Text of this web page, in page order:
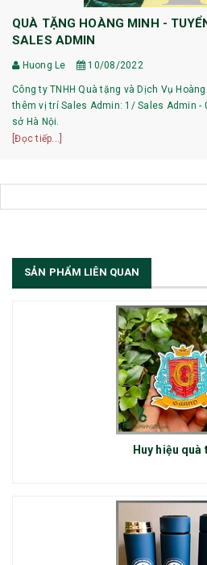
QUÀ TẶNG HOÀNG MINH -
SALES ADMIN
Huong Le 10/08/2022
Công ty TNHH Quà tặng và Dịch Vụ
thêm vị trí Sales Admin: 1/ Sales Admin -
sở Hà Nội.
[Đọc tiếp...]
SẢN PHẨM LIÊN QUAN
Huy hiệu quà